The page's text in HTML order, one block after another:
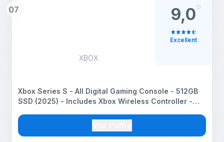
07
XBOX
Xbox Series S - All Digital Gaming Console - 512GB
SSD (2025) - Includes Xbox Wireless Controller -
Edition
9,0
Excellent